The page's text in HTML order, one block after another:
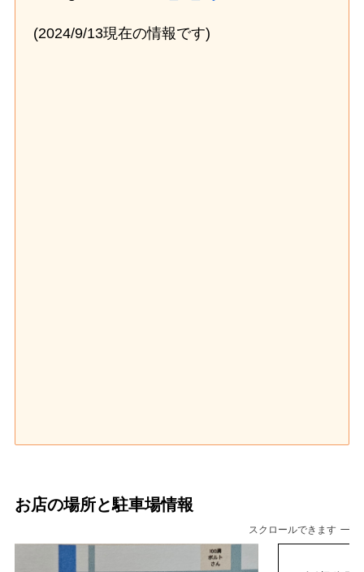
(2024/9/13現在の情報です)
お店の場所と駐車場情報
スクロールできます